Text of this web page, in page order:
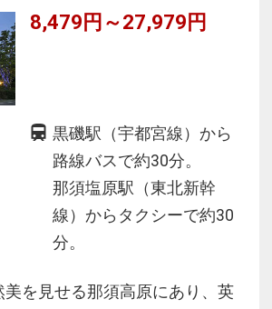
8,479円～27,979円
黒磯駅（宇都宮線）から
路線バスで約30分。
那須塩原駅（東北新幹
線）からタクシーで約30
分。
美を見せる那須高原にあり、英